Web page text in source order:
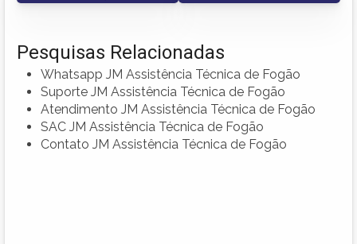
Pesquisas Relacionadas
Whatsapp JM Assistência Técnica de Fogão
Suporte JM Assistência Técnica de Fogão
Atendimento JM Assistência Técnica de Fogão
SAC JM Assistência Técnica de Fogão
Contato JM Assistência Técnica de Fogão